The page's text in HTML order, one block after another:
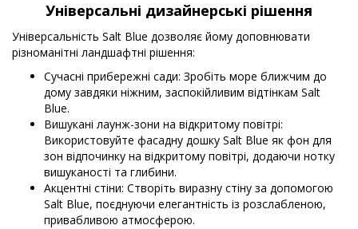
Універсальні дизайнерські рішення
Універсальність Salt Blue дозволяє йому доповнювати
різноманітні ландшафтні рішення:
Сучасні прибережні сади: Зробіть море ближчим до
дому завдяки ніжним, заспокійливим відтінкам Salt
Blue.
Вишукані лаунж-зони на відкритому повітрі:
Використовуйте фасадну дошку Salt Blue як фон для
зон відпочинку на відкритому повітрі, додаючи нотку
вишуканості та глибини.
Акцентні стіни: Створіть виразну стіну за допомогою
Salt Blue, поєднуючи елегантність із розслабленою,
привабливою атмосферою.